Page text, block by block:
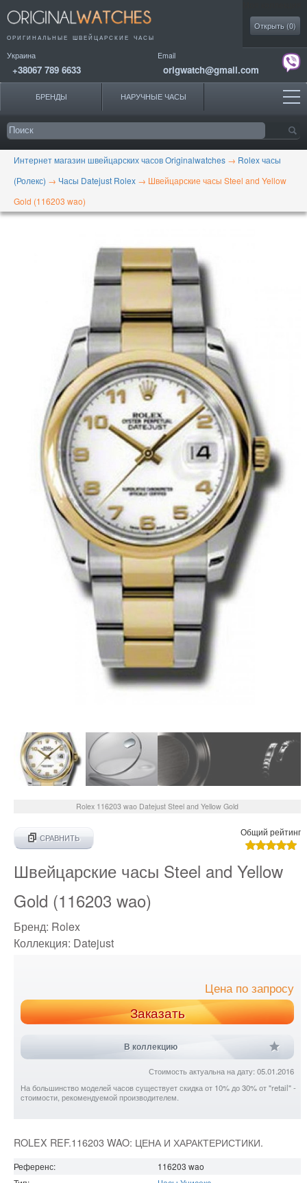
ОРИГИНАЛЬНЫЕ ШВЕЙЦАРСКИЕ ЧАСЫ
Украина
+38067 789 6633
Email
origwatch@gmail.com
Открыть (0)
БРЕНДЫ НАРУЧНЫЕ ЧАСЫ
Интернет магазин швейцарских часов Originalwatches → Rolex часы
(Ролекс) → Часы Datejust Rolex → Швейцарские часы Steel and Yellow
Gold (116203 wao)
Rolex 116203 wao Datejust Steel and Yellow Gold
СРАВНИТЬ
Общий рейтинг
Швейцарские часы Steel and Yellow
Gold (116203 wao)
Бренд: Rolex
Коллекция: Datejust
Цена по запросу
Заказать
В коллекцию
Стоимость актуальна на дату: 05.01.2016
На большинство моделей часов существует скидка от 10% до 30% от "retail" -
стоимости, рекомендуемой производителем.
ROLEX REF.116203 WAO: ЦЕНА И ХАРАКТЕРИСТИКИ.
Референс:
116203 wao